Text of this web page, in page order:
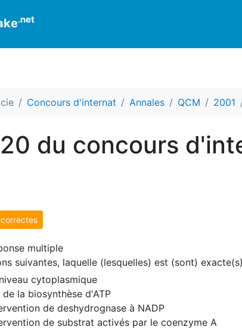
.net
Concours d'internat Annales QCM 2001
du concours
multiple
suivantes, laquelle (lesquelles) est (sont)
cytoplasmique
la biosynthèse d'ATP
de deshydrognase à NADP
de substrat activés par le coenzyme A